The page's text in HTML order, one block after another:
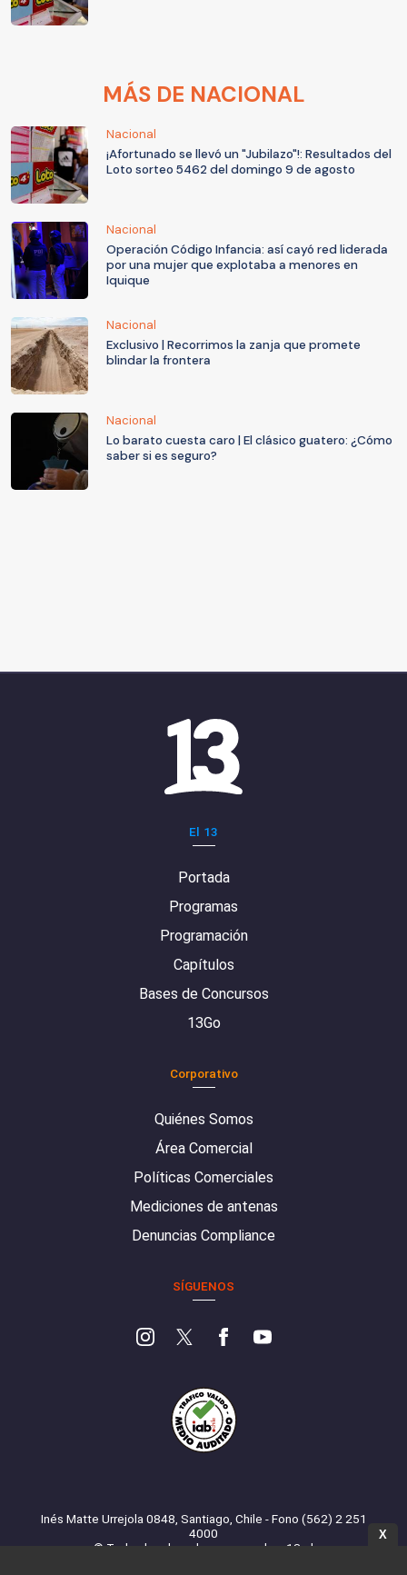
MÁS DE NACIONAL
Nacional
¡Afortunado se llevó un "Jubilazo"!: Resultados del
Loto sorteo 5462 del domingo 9 de agosto
Nacional
Operación Código Infancia: así cayó red liderada
por una mujer que explotaba a menores en
Iquique
Nacional
Exclusivo | Recorrimos la zanja que promete
blindar la frontera
Nacional
Lo barato cuesta caro | El clásico guatero: ¿Cómo
saber si es seguro?
El 13
Portada
Programas
Programación
Capítulos
Bases de Concursos
13Go
Corporativo
Quiénes Somos
Área Comercial
Políticas Comerciales
Mediciones de antenas
Denuncias Compliance
SÍGUENOS
Inés Matte Urrejola 0848, Santiago, Chile - Fono (562) 2 251
4000
© Todos los derechos reservados. 13.cl
X